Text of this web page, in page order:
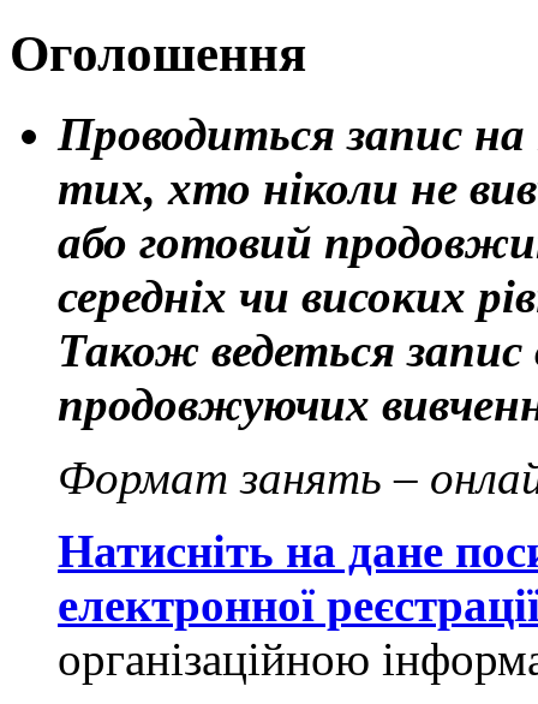
Оголошення
Проводиться запис
тих, хто ніколи не
або готовий
середніх чи високих
Також ведеться запис
продовжуючих
Формат занять –
Натисніть на дане
електронної
організаційною